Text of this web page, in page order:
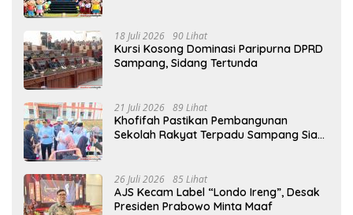
18 Juli 2026 90 Lihat
Kursi Kosong Dominasi Paripurna DPRD
Sampang, Sidang Tertunda
21 Juli 2026 89 Lihat
Khofifah Pastikan Pembangunan
Sekolah Rakyat Terpadu Sampang Siap
26 Juli 2026 85 Lihat
AJS Kecam Label “Londo Ireng”, Desak
Presiden Prabowo Minta Maaf